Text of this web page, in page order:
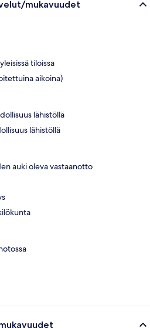
mukavuudet
tiloissa
aikoina)
lähistöllä
lähistöllä
auki oleva vastaanotto